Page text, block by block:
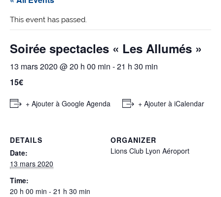
This event has passed.
Soirée spectacles « Les Allumés »
13 mars 2020 @ 20 h 00 min -21 h 30 min
15€
+ Ajouter à Google Agenda + Ajouter à iCalendar
DETAILS
Date:
13 mars 2020
Time:
20 h 00 min - 21 h 30 min
ORGANIZER
Lions Club Lyon Aéroport